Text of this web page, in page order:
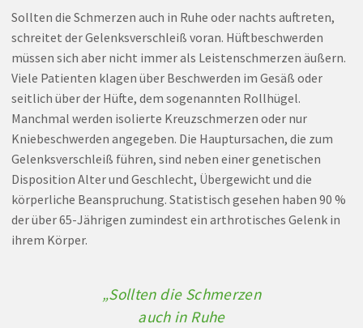
Sollten die Schmerzen auch in Ruhe oder nachts auftreten,
schreitet der Gelenksverschleiß voran. Hüftbeschwerden
müssen sich aber nicht immer als Leistenschmerzen äußern.
Viele Patienten klagen über Beschwerden im Gesäß oder
seitlich über der Hüfte, dem sogenannten Rollhügel.
Manchmal werden isolierte Kreuzschmerzen oder nur
Kniebeschwerden angegeben. Die Hauptursachen, die zum
Gelenksverschleiß führen, sind neben einer genetischen
Disposition Alter und Geschlecht, Übergewicht und die
körperliche Beanspruchung. Statistisch gesehen haben 90 %
der über 65-Jährigen zumindest ein arthrotisches Gelenk in
ihrem Körper.
„Sollten die Schmerzen
auch in Ruhe